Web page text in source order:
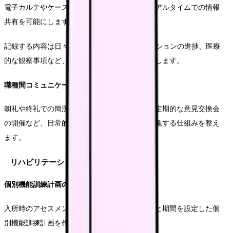
電子カルテやケース記録システムを活用し、リアルタイムでの情報
共有を可能にします。
記録する内容は日々のADL状況、リハビリテーションの進捗、医療
的な観察事項など、具体的な項目を定めて統一します。
職種間コミュニケーションの促進
朝礼や終礼での簡潔な情報共有、専門職間での定期的な意見交換会
の開催など、日常的なコミュニケーションを促進する仕組みを整え
ます。
リハビリテーション体制の充実
個別機能訓練計画の策定
入所時のアセスメントに基づき、具体的な目標と期間を設定した個
別機能訓練計画を作成します。